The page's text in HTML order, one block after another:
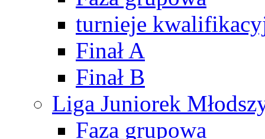
turnieje
Finał A
Finał B
Liga Juniorek
Faza grupowa